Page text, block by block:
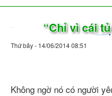
“Chỉ vì cái
Thứ bảy - 14/06/2014 08:51
Không ngờ nó có người